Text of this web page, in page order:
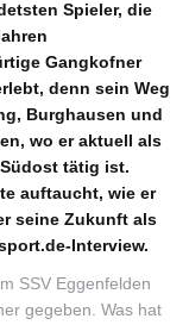
Spieler, die
Gangkofner
denn sein Weg
Burghausen und
wo er aktuell als
tätig ist.
auftaucht, wie er
seine Zukunft als
Interview.
SSV Eggenfelden
gegeben. Was hat